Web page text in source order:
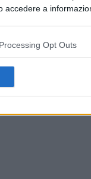
accedere a
il tuo consenso, ma
Le tue
momento ritornando
informativa sulla
Opt Outs
PUBBLICITÀ